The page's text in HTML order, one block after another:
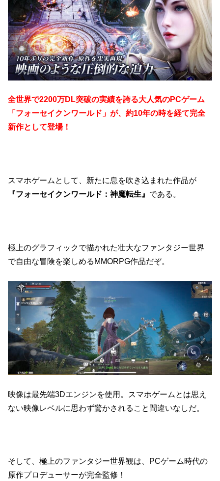
全世界で2200万DL突破の実績を誇る大人気のPCゲーム
「フォーセイクンワールド」が、約10年の時を経て完全
新作として登場！
スマホゲームとして、新たに息を吹き込まれた作品が
『フォーセイクンワールド：神魔転生』 である。
極上のグラフィックで描かれた壮大なファンタジー世界
で自由な冒険を楽しめるMMORPG作品だぞ。
映像は最先端3Dエンジンを使用。スマホゲームとは思え
ない映像レベルに思わず驚かされること間違いなしだ。
そして、極上のファンタジー世界観は、PCゲーム時代の
原作プロデューサーが完全監修！